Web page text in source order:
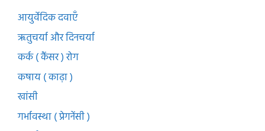
आयुर्वेदिक दवाएँ
ऋतुचर्या और दिनचर्या
कर्क ( कैंसर ) रोग
कषाय ( काढ़ा )
खांसी
गर्भावस्था ( प्रेगनेंसी )